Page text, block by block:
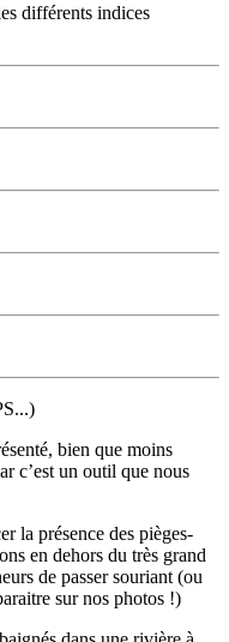
différents indices
bien que moins
c’est un outil que nous
la présence des pièges-
en dehors du très grand
de passer souriant (ou
sur nos photos !)